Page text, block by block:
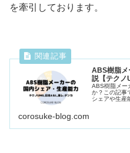
を牽引しております。
ABS樹脂メ
説【テクノ
ABS樹脂メー
か？この記事
シェアや生産
corosuke-blog.com